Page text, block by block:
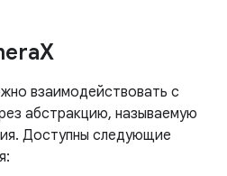
X
взаимодействовать с
абстракцию, называемую
Доступны следующие